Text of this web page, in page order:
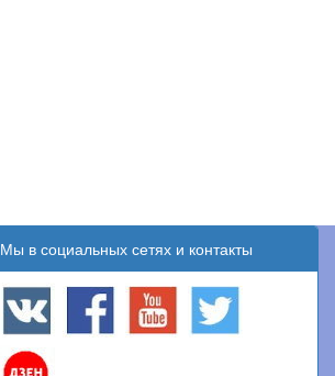
Мы в социальных сетях и контакты